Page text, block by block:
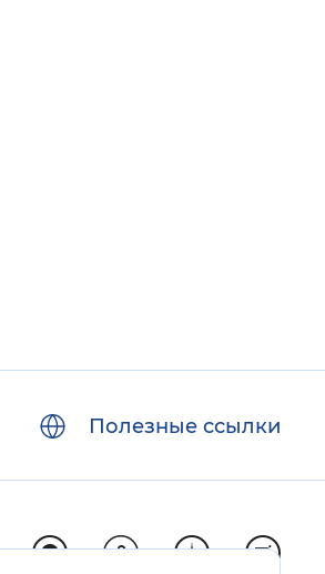
Полезные ссылки